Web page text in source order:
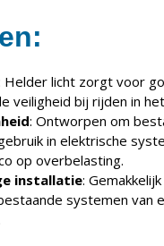
:
Helder licht zorgt voor
veiligheid bij rijden in
: Ontworpen om
in elektrische
op overbelasting.
installatie:
systemen van